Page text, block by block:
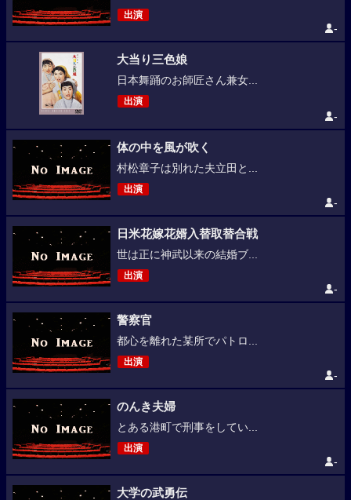
出演
-
大当り三色娘
日本舞踊のお師匠さん兼女...
出演
-
体の中を風が吹く
村松章子は別れた夫立田と...
出演
-
日米花嫁花婿入替取替合戦
世は正に神武以来の結婚ブ...
出演
-
警察官
都心を離れた某所でパトロ...
出演
-
のんき夫婦
とある港町で刑事をしてい...
出演
-
大学の武勇伝